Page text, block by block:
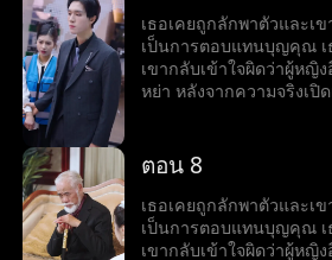
เธอเคยถูกลักพาตัวและเ
เป็นการตอบแทนบุญคุณ เ
เขากลับเข้าใจผิดว่าผู้หญิ
หย่า หลังจากความจริงเปิ
ตอน 8
เธอเคยถูกลักพาตัวและเ
เป็นการตอบแทนบุญคุณ เ
เขากลับเข้าใจผิดว่าผู้หญิ